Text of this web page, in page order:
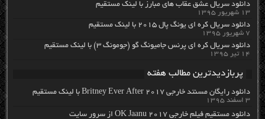
دانلود سریال عشق عقاب های مبارز با لینک مستقیم
۱۳ شهریور ۱۳۹۵
دانلود سریال کره ای یونگ پال ۲۰۱۵ با لینک مستقیم
۷ شهریور ۱۳۹۵
دانلود سریال کره ای پرنس جامیونگ گو (جومونگ ۳) با لینک مستقیم
۱۴ تیر ۱۳۹۵
پربازدیدترین مطالب هفته
دانلود رایگان مسنتد خارجی Britney Ever After 2017 با لینک مستقیم
۳ اسفند ۱۳۹۵
دانلود مستقیم فیلم خارجی OK Jaanu 2017 از سرور سایت